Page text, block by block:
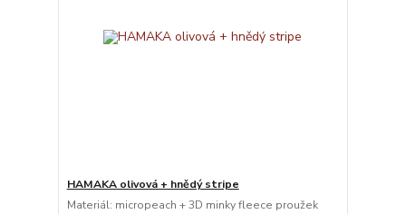
HAMAKA olivová + hnědý stripe
Materiál: micropeach + 3D minky fleece proužek